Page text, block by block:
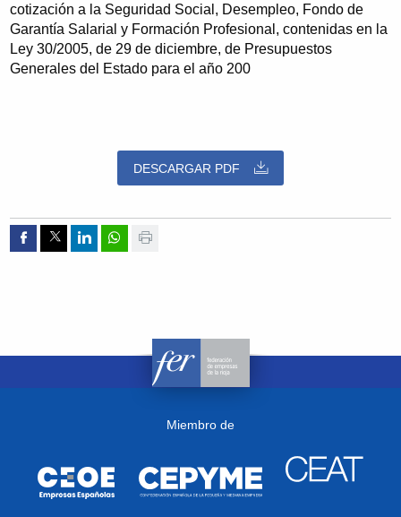
cotización a la Seguridad Social, Desempleo, Fondo de
Garantía Salarial y Formación Profesional, contenidas en la
Ley 30/2005, de 29 de diciembre, de Presupuestos
Generales del Estado para el año 200
DESCARGAR PDF
Compartir por Facebook
Compartir por Twitter
Compartir por Linkedin
Compartir por whatsapp
Imprimir
Miembro de